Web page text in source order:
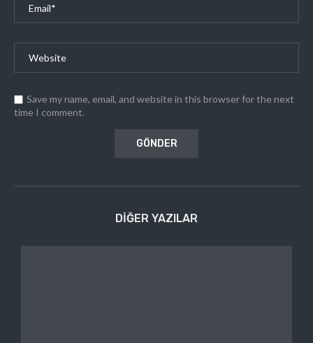
Save my name, email, and website in this browser for the next
time I comment.
DIĞER YAZILAR